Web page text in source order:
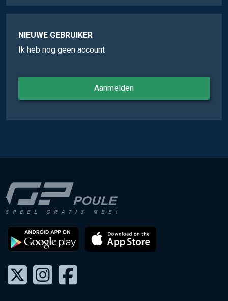
NIEUWE GEBRUIKER
Ik heb nog geen account
Aanmelden